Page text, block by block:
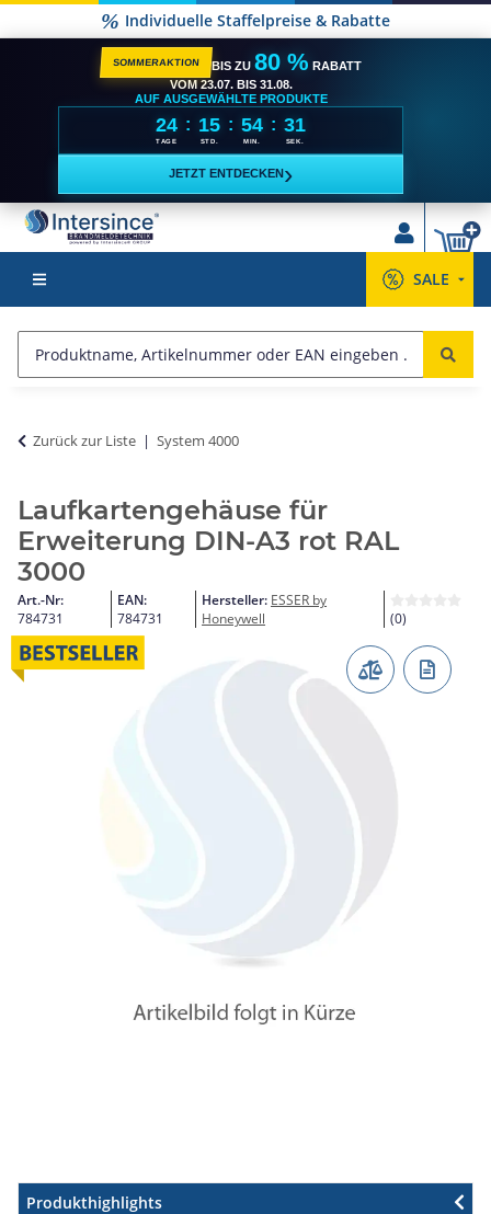
Individuelle Staffelpreise & Rabatte
SOMMERAKTION BIS ZU 80 % RABATT
VOM 23.07. BIS 31.08.
AUF AUSGEWÄHLTE PRODUKTE
24
TAGE
: 15
STD.
: 54
MIN.
: 30
SEK.
JETZT ENTDECKEN ›
SALE
Zurück zur Liste System 4000
Laufkartengehäuse für
Erweiterung DIN-A3 rot RAL
3000
Art.-Nr:
784731
EAN:
784731
Hersteller: ESSER by
Honeywell
(0)
Produkthighlights